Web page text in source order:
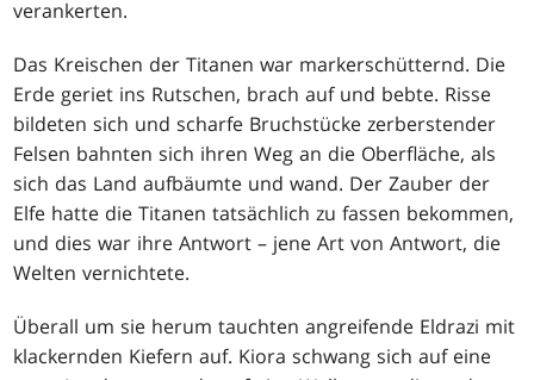
verankerten.
Das Kreischen der Titanen war markerschütternd. Die
Erde geriet ins Rutschen, brach auf und bebte. Risse
bildeten sich und scharfe Bruchstücke zerberstender
Felsen bahnten sich ihren Weg an die Oberfläche, als
sich das Land aufbäumte und wand. Der Zauber der
Elfe hatte die Titanen tatsächlich zu fassen bekommen,
und dies war ihre Antwort – jene Art von Antwort, die
Welten vernichtete.
Überall um sie herum tauchten angreifende Eldrazi mit
klackernden Kiefern auf. Kiora schwang sich auf eine